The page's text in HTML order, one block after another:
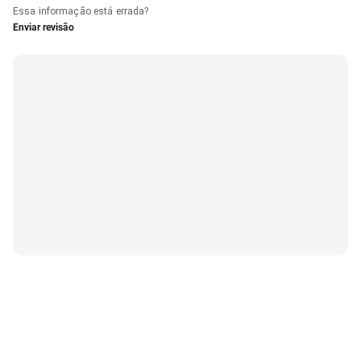
Essa informação está errada?
Enviar revisão